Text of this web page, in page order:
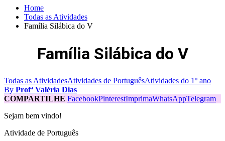
Home
Todas as Atividades
Família Silábica do V
Família Silábica do V
Todas as AtividadesAtividades de PortuguêsAtividades do 1º ano
By Profª Valéria Dias
COMPARTILHE FacebookPinterestImprimaWhatsAppTelegram
Sejam bem vindo!
Atividade de Português